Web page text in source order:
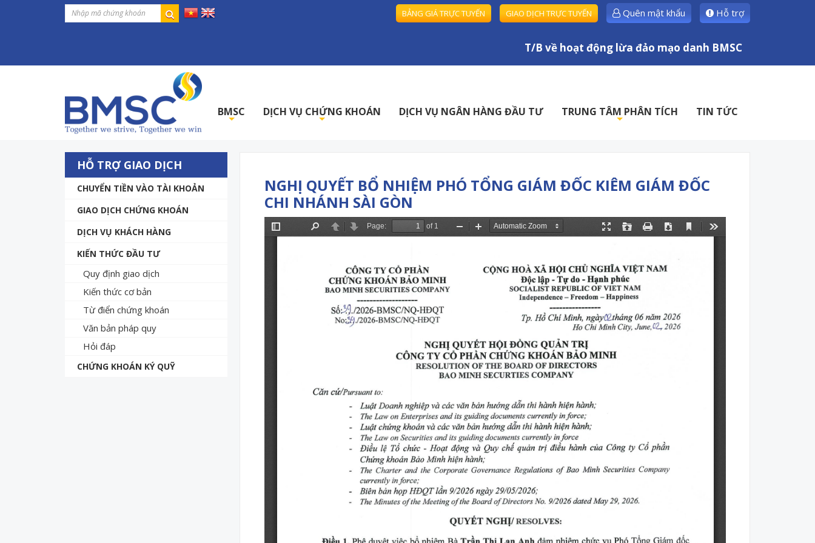
BẢNG GIÁ TRỰC TUYẾN GIAO DỊCH TRỰC TUYẾN Quên mật khẩu Hỗ trợ
T/B về hoạt động lừa đảo mạo danh BMSC
BMSC DỊCH VỤ CHỨNG KHOÁN DỊCH VỤ NGÂN HÀNG ĐẦU TƯ TRUNG TÂM PHÂN TÍCH TIN TỨC
HỖ TRỢ GIAO DỊCH
CHUYỂN TIỀN VÀO TÀI KHOẢN
GIAO DỊCH CHỨNG KHOÁN
DỊCH VỤ KHÁCH HÀNG
KIẾN THỨC ĐẦU TƯ
Quy định giao dịch
Kiến thức cơ bản
Từ điển chứng khoán
Văn bản pháp quy
Hỏi đáp
CHỨNG KHOÁN KÝ QUỸ
NGHỊ QUYẾT BỔ NHIỆM PHÓ TỔNG GIÁM ĐỐC KIÊM GIÁM ĐỐC
CHI NHÁNH SÀI GÒN